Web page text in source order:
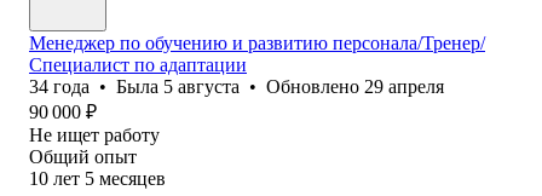
Менеджер по обучению и развитию персонала/Тренер/
Специалист по адаптации
34 года • Была 5 августа • Обновлено 29 апреля
90 000 ₽
Не ищет работу
Общий опыт
10 лет 5 месяцев